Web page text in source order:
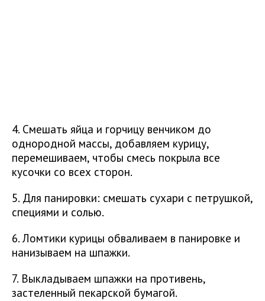
4. Смешать яйца и горчицу венчиком до
однородной массы, добавляем курицу,
перемешиваем, чтобы смесь покрыла все
кусочки со всех сторон.
5. Для панировки: смешать сухари с петрушкой,
специями и солью.
6. Ломтики курицы обваливаем в панировке и
нанизываем на шпажки.
7. Выкладываем шпажки на противень,
застеленный пекарской бумагой.